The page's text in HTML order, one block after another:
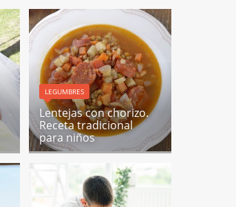
LEGUMBRES
Lentejas con chorizo.
Receta tradicional
para niños